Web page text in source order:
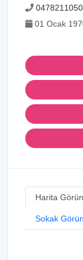
01 Ocak
Harita
Sokak